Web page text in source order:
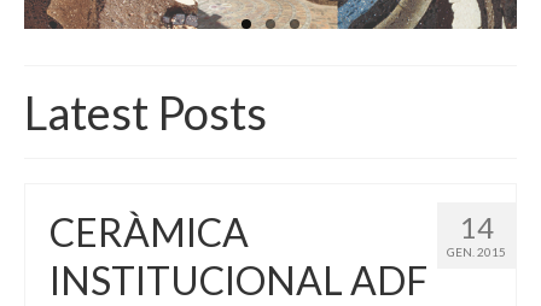
ACTUALITAT
CONTACTE
Latest Posts
14
GEN. 2015
CERÀMICA
INSTITUCIONAL ADF